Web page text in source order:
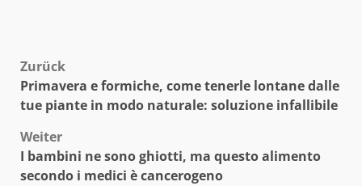
Beitragsnavigation
Zurück
Primavera e formiche, come tenerle lontane dalle
tue piante in modo naturale: soluzione infallibile
Weiter
I bambini ne sono ghiotti, ma questo alimento
secondo i medici è cancerogeno